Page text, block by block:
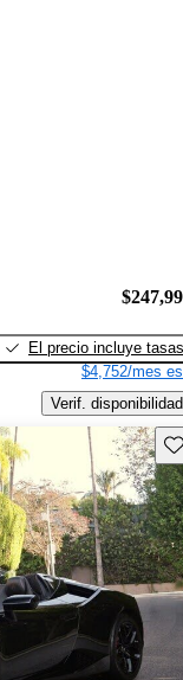
El precio incluye tasas
$4,752/mes
Verif. disponibilidad